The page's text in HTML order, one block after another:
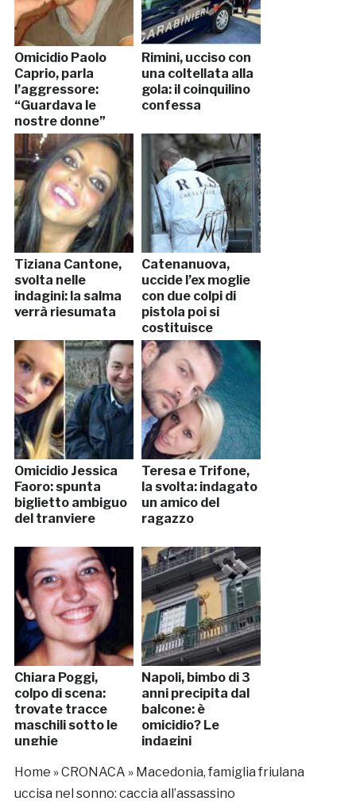
Omicidio Paolo
Caprio, parla
l’aggressore:
“Guardava le
nostre donne”
Rimini, ucciso con
una coltellata alla
gola: il coinquilino
confessa
Tiziana Cantone,
svolta nelle
indagini: la salma
verrà riesumata
Catenanuova,
uccide l’ex moglie
con due colpi di
pistola poi si
costituisce
Omicidio Jessica
Faoro: spunta
biglietto ambiguo
del tranviere
Teresa e Trifone,
la svolta: indagato
un amico del
ragazzo
Chiara Poggi,
colpo di scena:
trovate tracce
maschili sotto le
unghie
Napoli, bimbo di 3
anni precipita dal
balcone: è
omicidio? Le
indagini
Home »CRONACA » Macedonia, famiglia friulana
uccisa nel sonno: caccia all’assassino